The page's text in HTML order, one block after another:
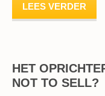
LEES VERDER
HET
NOT TO SELL?